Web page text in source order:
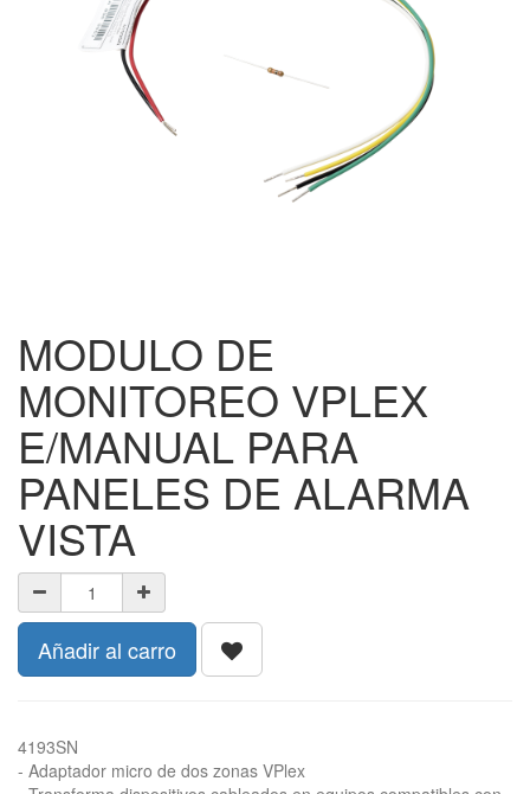
MODULO DE
MONITOREO VPLEX
E/MANUAL PARA
PANELES DE ALARMA
VISTA
Añadir al carro
4193SN
- Adaptador micro de dos zonas VPlex